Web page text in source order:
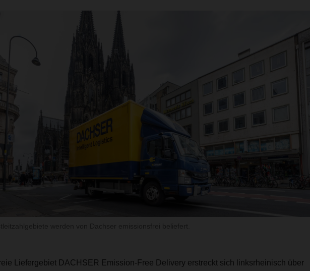
Liefergebiet DACHSER Emission-Free Delivery erstreckt sich linksrheinisch über